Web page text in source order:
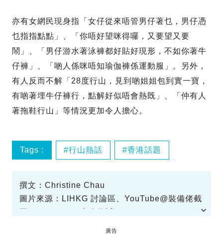
亦有女網民現身指「女仔從來唔管男仔著乜，男仔憑
乜指指點點」、「你唔好望咪得囉，又要望又要
鬧」、「男仔游水著泳褲都好貼好現形，不如你著牛
仔褲」、「啲人係咪唔知瑜伽褲係運動服」。另外，
有人反而不解「28度行山，見到啲姐姐包到實一寶，
有啲著埋牛仔褲行，點解好似唔會熱既」、「仲有人
著拖鞋行山」等情況更加令人擔心。
Tags : 行山熱話 香港話題
撰文：Christine Chau
圖片來源：LIHKG 討論區、YouTube@裝備佬截
廣告